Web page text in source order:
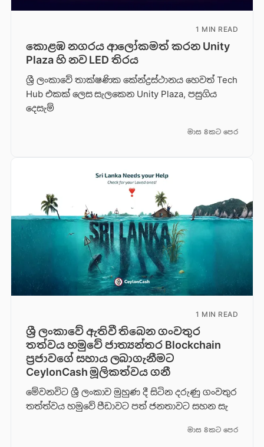
1 MIN READ
කොළඹ නගරය ආලෝකමත් කරන Unity
Plaza හි නව LED තිරය
ශ්‍රී ලංකාවේ තාක්ෂණික කේන්ද්‍රස්ථානය හෙවත් Tech
Hub එකක් ලෙස සැලකෙන Unity Plaza, පසුගිය
දෙසැම්
මාස 8කට පෙර
1 MIN READ
ශ්‍රී ලංකාවේ ඇතිවී තිබෙන ගංවතුර
තත්වය හමුවේ ජාත්‍යන්තර Blockchain
ප්‍රජාවගේ සහාය ලබාගැනීමට
CeylonCash මූලිකත්වය ග​නී
මේවනවිට ශ්‍රී ලංකාව මුහුණ දී සිටින දරුණු ගංවතුර
තත්ත්වය හමුවේ පීඩාවට පත් ජනතාවට සහන සැ
මාස 8කට පෙර